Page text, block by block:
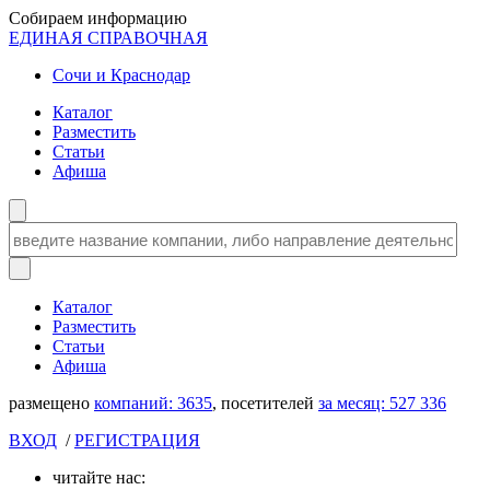
Собираем информацию
ЕДИНАЯ СПРАВОЧНАЯ
Сочи и Краснодар
Каталог
Разместить
Статьи
Афиша
Каталог
Разместить
Статьи
Афиша
размещено компаний: 3635, посетителей за месяц: 527 336
ВХОД /РЕГИСТРАЦИЯ
читайте нас: